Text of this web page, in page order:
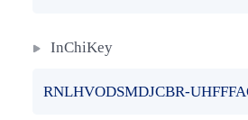
InChiKey
RNLHVODSMDJCBR-